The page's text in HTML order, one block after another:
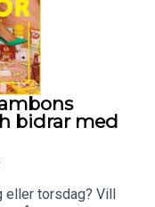
bidrar med
eller torsdag? Vill